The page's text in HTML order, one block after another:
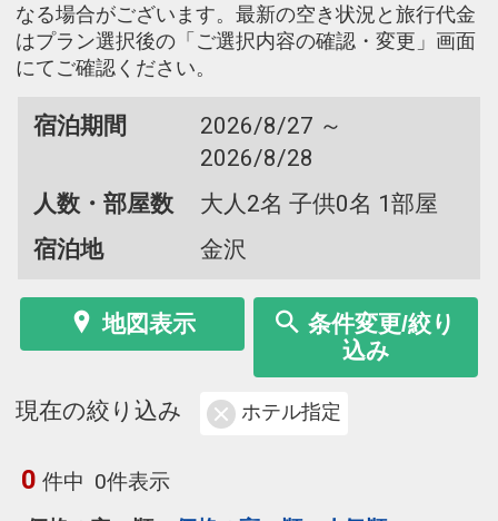
なる場合がございます。最新の空き状況と旅行代金
はプラン選択後の「ご選択内容の確認・変更」画面
にてご確認ください。
宿泊期間
2026/8/27 ～
2026/8/28
人数・部屋数
大人2名 子供0名 1部屋
宿泊地
金沢
地図表示
条件変更/絞り
込み
現在の絞り込み ホテル指定
0 件中 0件表示